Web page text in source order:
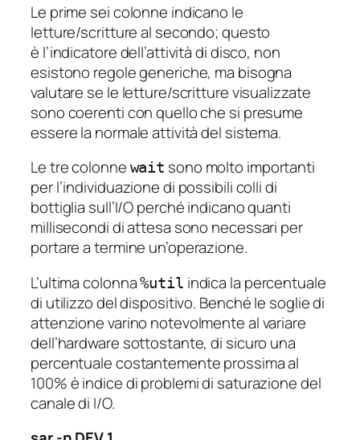
Le prime sei colonne indicano le
letture/scritture al secondo; questo
è l’indicatore dell’attività di disco, non
esistono regole generiche, ma bisogna
valutare se le letture/scritture visualizzate
sono coerenti con quello che si presume
essere la normale attività del sistema.
Le tre colonne wait sono molto importanti
per l’individuazione di possibili colli di
bottiglia sull’I/O perché indicano quanti
millisecondi di attesa sono necessari per
portare a termine un’operazione.
L’ultima colonna%util indica la percentuale
di utilizzo del dispositivo. Benché le soglie di
attenzione varino notevolmente al variare
dell’hardware sottostante, di sicuro una
percentuale costantemente prossima al
100% è indice di problemi di saturazione del
canale di I/O.